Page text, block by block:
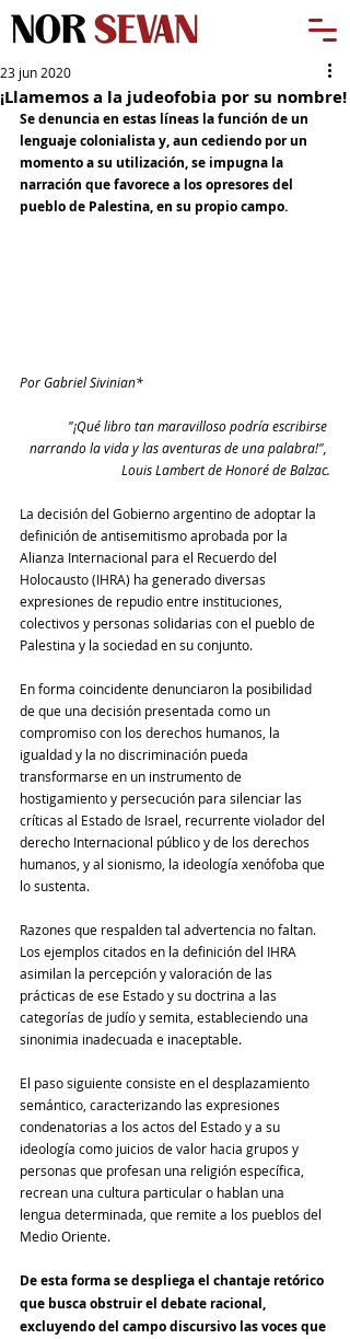
¡Llamemos a la judeofobia por su nombre!
23 jun 2020
Se denuncia en estas líneas la función de un
lenguaje colonialista y, aun cediendo por un
momento a su utilización, se impugna la
narración que favorece a los opresores del
pueblo de Palestina, en su propio campo.
Por Gabriel Sivinian*
"¡Qué libro tan maravilloso podría escribirse
narrando la vida y las aventuras de una palabra!",
Louis Lambert de Honoré de Balzac.
La decisión del Gobierno argentino de adoptar la
definición de antisemitismo aprobada por la
Alianza Internacional para el Recuerdo del
Holocausto (IHRA) ha generado diversas
expresiones de repudio entre instituciones,
colectivos y personas solidarias con el pueblo de
Palestina y la sociedad en su conjunto.
En forma coincidente denunciaron la posibilidad
de que una decisión presentada como un
compromiso con los derechos humanos, la
igualdad y la no discriminación pueda
transformarse en un instrumento de
hostigamiento y persecución para silenciar las
críticas al Estado de Israel, recurrente violador del
derecho Internacional público y de los derechos
humanos, y al sionismo, la ideología xenófoba que
lo sustenta.
Razones que respalden tal advertencia no faltan.
Los ejemplos citados en la definición del IHRA
asimilan la percepción y valoración de las
prácticas de ese Estado y su doctrina a las
categorías de judío y semita, estableciendo una
sinonimia inadecuada e inaceptable.
El paso siguiente consiste en el desplazamiento
semántico, caracterizando las expresiones
condenatorias a los actos del Estado y a su
ideología como juicios de valor hacia grupos y
personas que profesan una religión específica,
recrean una cultura particular o hablan una
lengua determinada, que remite a los pueblos del
Medio Oriente.
De esta forma se despliega el chantaje retórico
que busca obstruir el debate racional,
excluyendo del campo discursivo las voces que